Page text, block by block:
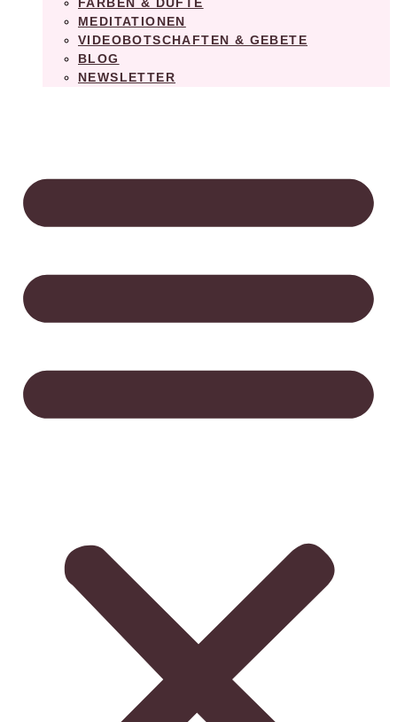
MEDITATIONEN
VIDEOBOTSCHAFTEN & GEBETE
BLOG
NEWSLETTER